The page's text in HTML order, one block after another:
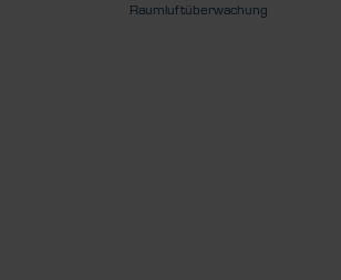
Raumluftüberwachung